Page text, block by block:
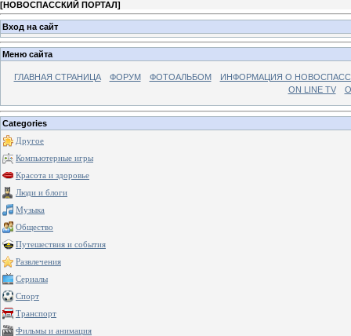
[НОВОСПАССКИЙ ПОРТАЛ]
Вход на сайт
Меню сайта
ГЛАВНАЯ СТРАНИЦА ФОРУМ ФОТОАЛЬБОМ
ИНФОРМАЦИЯ О
ON LINE TV
Categories
Другое
Компьютерные игры
Красота и здоровье
Люди и блоги
Музыка
Общество
Путешествия и события
Развлечения
Сериалы
Спорт
Транспорт
Фильмы и анимация